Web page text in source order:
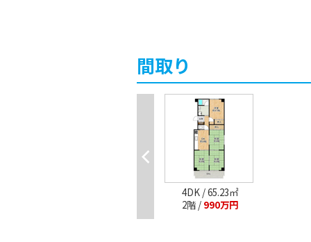
間取り
4DK / 65.23㎡
2階 / 990万円